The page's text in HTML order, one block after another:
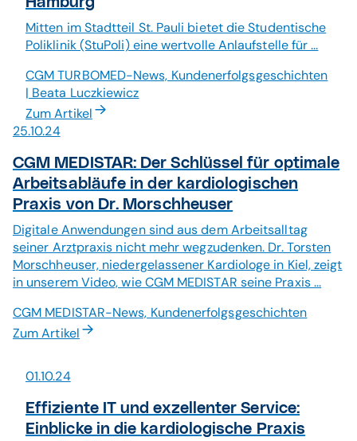
Mitten im Stadtteil St. Pauli bietet die Studentische
Poliklinik (StuPoli) eine wertvolle Anlaufstelle für ...
CGM TURBOMED-News, Kundenerfolgsgeschichten
| Beata Luczkiewicz
Zum Artikel
25.10.24
CGM MEDISTAR: Der Schlüssel für optimale
Arbeitsabläufe in der kardiologischen
Praxis von Dr. Morschheuser
Digitale Anwendungen sind aus dem Arbeitsalltag
seiner Arztpraxis nicht mehr wegzudenken. Dr. Torsten
Morschheuser, niedergelassener Kardiologe in Kiel, zeigt
in unserem Video, wie CGM MEDISTAR seine Praxis ...
CGM MEDISTAR-News, Kundenerfolgsgeschichten
Zum Artikel
01.10.24
Effiziente IT und exzellenter Service:
Einblicke in die kardiologische Praxis